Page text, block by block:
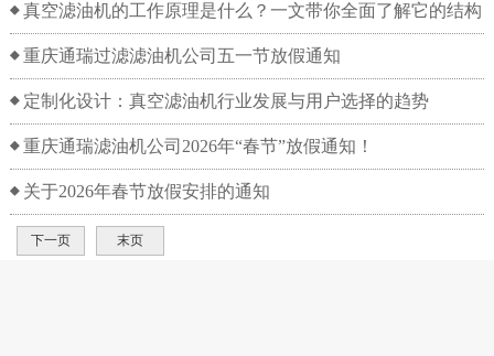
真空滤油机的工作原理是什么？一文带你全面了解它的结构
与过滤流程！
重庆通瑞过滤滤油机公司五一节放假通知
定制化设计：真空滤油机行业发展与用户选择的趋势
重庆通瑞滤油机公司2026年“春节”放假通知！
关于2026年春节放假安排的通知
下一页 末页